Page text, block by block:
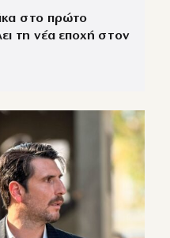
στο πρώτο
τη νέα εποχή στον